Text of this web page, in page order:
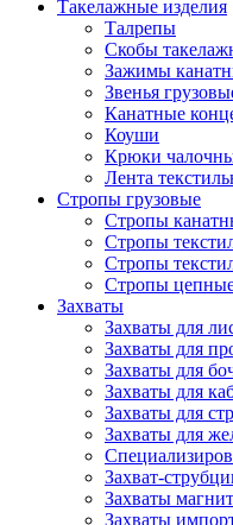
Такелажные изделия
Талрепы
Скобы
Зажимы
Звенья
Канатные
Коуши
Крюки
Лента
Стропы грузовые
Стропы
Стропы
Стропы
Стропы
Захваты
Захваты для
Захваты для
Захваты для
Захваты для
Захваты для
Захваты для
Захват-
Захваты
Захваты